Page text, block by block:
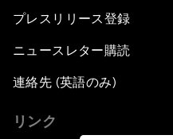
プレスリリース登録
ニュースレター購読
連絡先 (英語のみ)
リンク